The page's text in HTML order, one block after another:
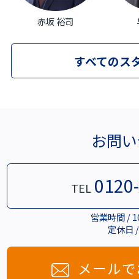
赤坂 裕司
すべてのス
お問
TEL
営業時間 /
定休日
メール